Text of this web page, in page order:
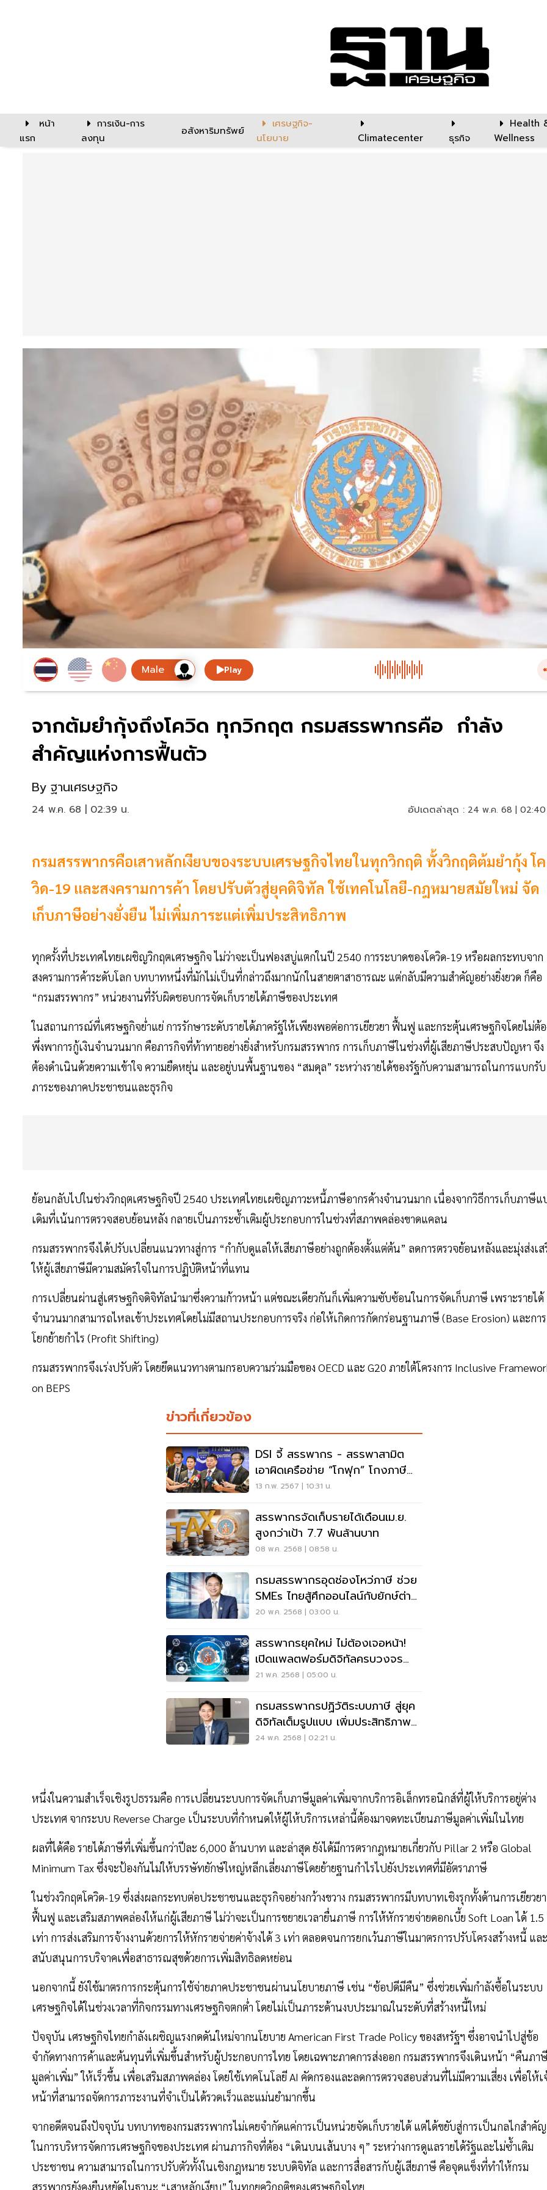
หน้า
แรก
การเงิน-การ
ลงทุน
อสังหาริมทรัพย์
เศรษฐกิจ-
นโยบาย
Climatecenter ธุรกิจ
Health
Wellness
Play
จากต้มยำกุ้งถึงโควิด ทุกวิกฤต กรมสรรพากรคือ กำลัง
สำคัญแห่งการฟื้นตัว
By ฐานเศรษฐกิจ
24 พ.ค. 68 | 02:39 น. อัปเดตล่าสุด : 24 พ.ค. 68 |
กรมสรรพากรคือเสาหลักเงียบของระบบเศรษฐกิจไทยในทุกวิกฤติ ทั้งวิกฤติต้มยำกุ้ง โค
วิด-19 และสงครามการค้า โดยปรับตัวสู่ยุคดิจิทัล ใช้เทคโนโลยี-กฎหมายสมัยใหม่ จัด
เก็บภาษีอย่างยั่งยืน ไม่เพิ่มภาระแต่เพิ่มประสิทธิภาพ
ทุกครั้งที่ประเทศไทยเผชิญวิกฤตเศรษฐกิจ ไม่ว่าจะเป็นฟองสบู่แตกในปี 2540 การระบาดของโควิด-19 หรือผลกระทบจาก
สงครามการค้าระดับโลก บทบาทหนึ่งที่มักไม่เป็นที่กล่าวถึงมากนักในสายตาสาธารณะ แต่กลับมีความสำคัญอย่างยิ่งยวด ก็คือ
“กรมสรรพากร” หน่วยงานที่รับผิดชอบการจัดเก็บรายได้ภาษีของประเทศ
ในสถานการณ์ที่เศรษฐกิจย่ำแย่ การรักษาระดับรายได้ภาครัฐให้เพียงพอต่อการเยียวยา ฟื้นฟู และกระตุ้นเศรษฐกิจโดยไม่ต้
พึ่งพาการกู้เงินจำนวนมาก คือภารกิจที่ท้าทายอย่างยิ่งสำหรับกรมสรรพากร การเก็บภาษีในช่วงที่ผู้เสียภาษีประสบปัญหา จึง
ต้องดำเนินด้วยความเข้าใจ ความยืดหยุ่น และอยู่บนพื้นฐานของ “สมดุล” ระหว่างรายได้ของรัฐกับความสามารถในการแบกรับ
ภาระของภาคประชาชนและธุรกิจ
ย้อนกลับไปในช่วงวิกฤตเศรษฐกิจปี 2540 ประเทศไทยเผชิญภาวะหนี้ภาษีอากรค้างจำนวนมาก เนื่องจากวิธีการเก็บภาษีแ
เดิมที่เน้นการตรวจสอบย้อนหลัง กลายเป็นภาระซ้ำเติมผู้ประกอบการในช่วงที่สภาพคล่องขาดแคลน
กรมสรรพากรจึงได้ปรับเปลี่ยนแนวทางสู่การ “กำกับดูแลให้เสียภาษีอย่างถูกต้องตั้งแต่ต้น” ลดการตรวจย้อนหลังและมุ่งส่งเส
ให้ผู้เสียภาษีมีความสมัครใจในการปฏิบัติหน้าที่แทน
การเปลี่ยนผ่านสู่เศรษฐกิจดิจิทัลนำมาซึ่งความก้าวหน้า แต่ขณะเดียวกันก็เพิ่มความซับซ้อนในการจัดเก็บภาษี เพราะรายได้
จำนวนมากสามารถไหลเข้าประเทศโดยไม่มีสถานประกอบการจริง ก่อให้เกิดการกัดกร่อนฐานภาษี (Base Erosion) และการ
โยกย้ายกำไร (Profit Shifting)
กรมสรรพากรจึงเร่งปรับตัว โดยยึดแนวทางตามกรอบความร่วมมือของ OECD และ G20 ภายใต้โครงการ Inclusive
on BEPS
ข่าวที่เกี่ยวข้อง
DSI จี้ สรรพากร - สรรพาสามิต
เอาผิดเครือข่าย “โกฟุก” โกงภาษี
น้ำมัน
13 ก.พ. 2567 | 10:31 น.
สรรพากรจัดเก็บรายได้เดือนเม.ย.
สูงกว่าเป้า 7.7 พันล้านบาท
08 พ.ค. 2568 | 08:58 น.
กรมสรรพากรอุดช่องโหว่ภาษี ช่วย
SMEs ไทยสู้ศึกออนไลน์กับยักษ์ต่าง
ชาติ
20 พ.ค. 2568 | 03:00 น.
สรรพากรยุคใหม่ ไม่ต้องเจอหน้า!
เปิดแพลตฟอร์มดิจิทัลครบวงจร
พร้อม AI จับเลี่ยงภาษี
21 พ.ค. 2568 | 05:00 น.
กรมสรรพากรปฏิวัติระบบภาษี สู่ยุค
ดิจิทัลเต็มรูปแบบ เพิ่มประสิทธิภาพ
รัฐ
24 พ.ค. 2568 | 02:21 น.
หนึ่งในความสำเร็จเชิงรูปธรรมคือ การเปลี่ยนระบบการจัดเก็บภาษีมูลค่าเพิ่มจากบริการอิเล็กทรอนิกส์ที่ผู้ให้บริการอยู่ต่าง
ประเทศ จากระบบ Reverse Charge เป็นระบบที่กำหนดให้ผู้ให้บริการเหล่านี้ต้องมาจดทะเบียนภาษีมูลค่าเพิ่มในไทย
ผลที่ได้คือ รายได้ภาษีที่เพิ่มขึ้นกว่าปีละ 6,000 ล้านบาท และล่าสุด ยังได้มีการตรากฎหมายเกี่ยวกับ Pillar 2 หรือ Global
Minimum Tax ซึ่งจะป้องกันไม่ให้บรรษัทยักษ์ใหญ่หลีกเลี่ยงภาษีโดยย้ายฐานกำไรไปยังประเทศที่มีอัตราภาษี
ในช่วงวิกฤตโควิด-19 ซึ่งส่งผลกระทบต่อประชาชนและธุรกิจอย่างกว้างขวาง กรมสรรพากรมีบทบาทเชิงรุกทั้งด้านการเยียวยา
ฟื้นฟู และเสริมสภาพคล่องให้แก่ผู้เสียภาษี ไม่ว่าจะเป็นการขยายเวลายื่นภาษี การให้หักรายจ่ายดอกเบี้ย Soft Loan ได้ 1.5
เท่า การส่งเสริมการจ้างงานด้วยการให้หักรายจ่ายค่าจ้างได้ 3 เท่า ตลอดจนการยกเว้นภาษีในมาตรการปรับโครงสร้างหนี้ และ
สนับสนุนการบริจาคเพื่อสาธารณสุขด้วยการเพิ่มสิทธิลดหย่อน
นอกจากนี้ ยังใช้มาตรการกระตุ้นการใช้จ่ายภาคประชาชนผ่านนโยบายภาษี เช่น “ช้อปดีมีคืน” ซึ่งช่วยเพิ่มกำลังซื้อในระบบ
เศรษฐกิจได้ในช่วงเวลาที่กิจกรรมทางเศรษฐกิจตกต่ำ โดยไม่เป็นภาระด้านงบประมาณในระดับที่สร้างหนี้ใหม่
ปัจจุบัน เศรษฐกิจไทยกำลังเผชิญแรงกดดันใหม่จากนโยบาย American First Trade Policy ของสหรัฐฯ ซึ่งอาจนำไปสู่ข้อ
จำกัดทางการค้าและต้นทุนที่เพิ่มขึ้นสำหรับผู้ประกอบการไทย โดยเฉพาะภาคการส่งออก กรมสรรพากรจึงเดินหน้า “คืนภา
มูลค่าเพิ่ม” ให้เร็วขึ้น เพื่อเสริมสภาพคล่อง โดยใช้เทคโนโลยี AI คัดกรองและลดการตรวจสอบส่วนที่ไม่มีความเสี่ยง เพื่อให้เ
หน้าที่สามารถจัดการภาระงานที่จำเป็นได้รวดเร็วและแม่นยำมากขึ้น
จากอดีตจนถึงปัจจุบัน บทบาทของกรมสรรพากรไม่เคยจำกัดแค่การเป็นหน่วยจัดเก็บรายได้ แต่ได้ขยับสู่การเป็นกลไกสำคัญ
ในการบริหารจัดการเศรษฐกิจของประเทศ ผ่านภารกิจที่ต้อง “เดินบนเส้นบาง ๆ” ระหว่างการดูแลรายได้รัฐและไม่ซ้ำเติม
ประชาชน ความสามารถในการปรับตัวทั้งในเชิงกฎหมาย ระบบดิจิทัล และการสื่อสารกับผู้เสียภาษี คือจุดแข็งที่ทำให้กรม
สรรพากรยังคงยืนหยัดในฐานะ “เสาหลักเงียบ” ในทุกยุควิกฤติของเศรษฐกิจไทย